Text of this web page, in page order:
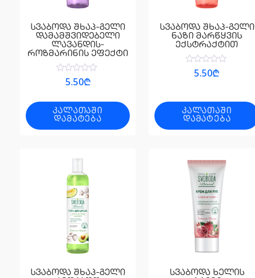
სვაბოდა შხაპ-გელი
დამამშვიდებელი
ლავანდის-
როზმარინის ეფექტი
შეფასება
5-
დან
5.50₾
ᲙᲐᲚᲐᲗᲐᲨᲘ
ᲓᲐᲛᲐᲢᲔᲑᲐ
სვაბოდა შხაპ-გელი
ნაზი მარწყვის
ექსტრაქტით
შეფასება
დან
5.50₾
ᲙᲐᲚᲐᲗᲐᲨᲘ
ᲓᲐᲛᲐᲢᲔᲑᲐ
სვაბოდა შხაპ-გელი
სვაბოდა ხელის